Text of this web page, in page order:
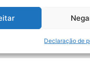
Declaração de